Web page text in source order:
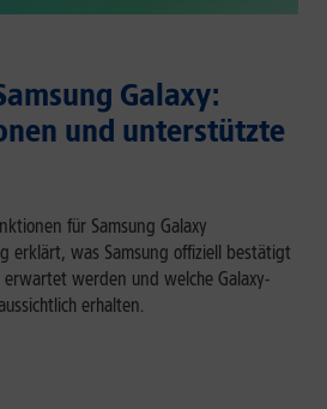
Galaxy:
und unterstützte
für Samsung Galaxy
erklärt, was Samsung offiziell bestätigt
erwartet werden und welche Galaxy-
erhalten.